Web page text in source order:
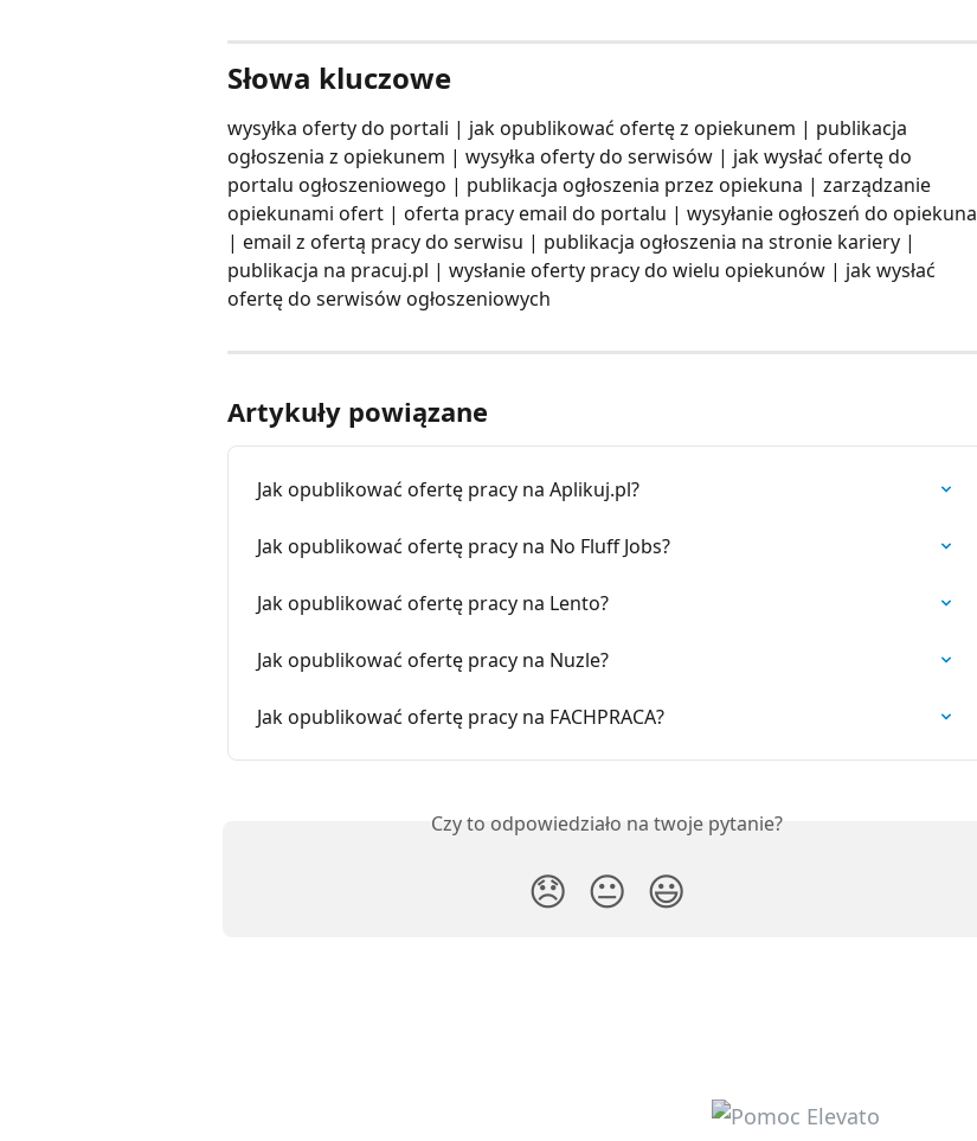
Słowa kluczowe
wysyłka oferty do portali | jak opublikować ofertę z opiekunem | publikacja
ogłoszenia z opiekunem | wysyłka oferty do serwisów | jak wysłać ofertę do
portalu ogłoszeniowego | publikacja ogłoszenia przez opiekuna | zarządzanie
opiekunami ofert | oferta pracy email do portalu | wysyłanie ogłoszeń do opiekuna
| email z ofertą pracy do serwisu | publikacja ogłoszenia na stronie kariery |
publikacja na pracuj.pl | wysłanie oferty pracy do wielu opiekunów | jak wysłać
ofertę do serwisów ogłoszeniowych
Artykuły powiązane
Jak opublikować ofertę pracy na Aplikuj.pl?
Jak opublikować ofertę pracy na No Fluff Jobs?
Jak opublikować ofertę pracy na Lento?
Jak opublikować ofertę pracy na Nuzle?
Jak opublikować ofertę pracy na FACHPRACA?
Czy to odpowiedziało na twoje pytanie?
😞 😐 😃